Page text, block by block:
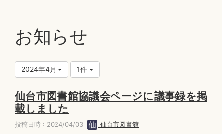
お知らせ
2024年4月 1件
仙台市図書館協議会ページに議事録を掲
載しました
投稿日時 : 2024/04/03 仙台市図書館